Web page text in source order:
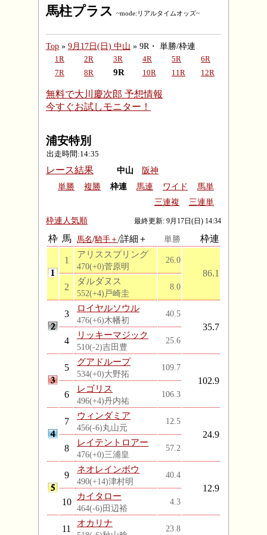
馬柱プラス ~mode:リアルタイムオッズ~
Top » 9月17日(日) 中山 » 9R・ 単勝/枠連
1R 2R 3R 4R 5R
6R
7R
8R 9R 10R 11R 12R
無料で大川慶次郎 予想情報
今すぐお試しモニター！
浦安特別
出走時間:14:35
レース結果 中山
阪神
単勝
複勝 枠連 馬連 ワイド
馬単
三連複
三連単
枠連人気順 最終更新: 9月17日(日) 14:34
枠 馬 馬名/騎手＋ /詳細＋ 単勝 枠連
1
アリススプリング
470(+0)菅原明
26.0
86.1
2
ダルダヌス
552(+4)戸崎圭
8.0
3
ロイヤルソウル
476(+6)木幡初
40.5
35.7
4
リッキーマジック
510(-2)吉田豊
25.6
5
グアドループ
534(+0)大野拓
109.7
102.9
6
レゴリス
496(+4)丹内祐
106.3
7
ウィンダミア
456(-6)丸山元
12.5
24.9
8
レイテントロアー
476(+0)三浦皇
57.2
9
ネオレインボウ
490(+14)津村明
40.4
12.9
10
カイタロー
464(-6)田辺裕
4.3
11
オカリナ
23.8